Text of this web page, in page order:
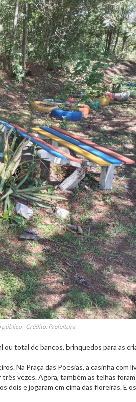
público - Crédito: Prefeitura
total de bancos, brinquedos para as
Na Praça das Poesias, a casinha com
vezes. Agora, também as telhas foram
dois e jogaram em cima das floreiras. E